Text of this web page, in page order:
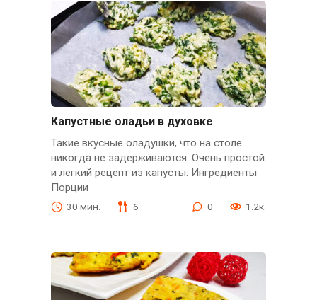
Капустные оладьи в духовке
Такие вкусные оладушки, что на столе
никогда не задерживаются. Очень простой
и легкий рецепт из капусты. Ингредиенты
Порции
30 мин. 6 0 1.2к.